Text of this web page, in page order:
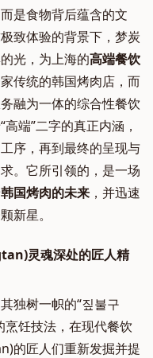
是食物背后蕴含的文
致体验的背景下，梦炭
光，为上海的高端餐饮
传统的韩国烤肉店，而
融为一体的综合性餐饮
端”二字的真正内涵，
序，再到最终的呈现与
。它所引领的，是一场
韩国烤肉的未来 ，并迅速
新星。
灵魂深处的匠人精
独树一帜的“짚불구
烹饪技法，在现代餐饮
的匠人们重新发掘并提